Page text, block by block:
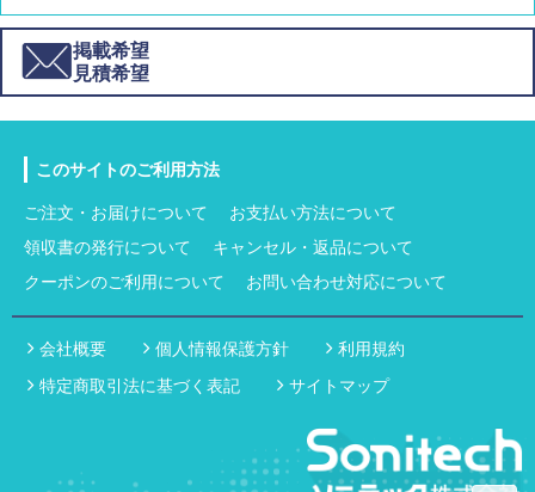
掲載希望
見積希望
このサイトのご利用方法
ご注文・お届けについて
お支払い方法について
領収書の発行について
キャンセル・返品について
クーポンのご利用について
お問い合わせ対応について
会社概要 個人情報保護方針
利用規約
特定商取引法に基づく表記
サイトマップ